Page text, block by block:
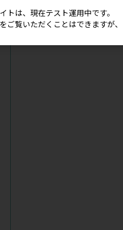
トは、現在テスト運用中です。
ご覧いただくことはできますが